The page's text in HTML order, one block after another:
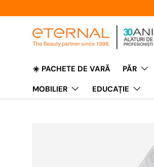
☀️ PACHETE DE VARĂ PĂR
MOBILIER
EDUCAŢIE